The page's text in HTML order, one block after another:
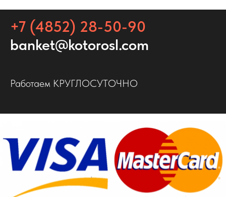
+7 (4852) 28-50-90
banket@kotorosl.com
Работаем КРУГЛОСУТОЧНО